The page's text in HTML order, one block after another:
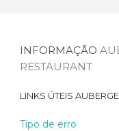
INFORMAÇÃO
RESTAURANT
LINKS ÚTEIS
Tipo de erro